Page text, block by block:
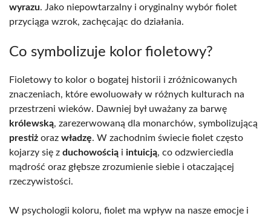
wyrazu. Jako niepowtarzalny i oryginalny wybór fiolet
przyciąga wzrok, zachęcając do działania.
Co symbolizuje kolor fioletowy?
Fioletowy to kolor o bogatej historii i zróżnicowanych
znaczeniach, które ewoluowały w różnych kulturach na
przestrzeni wieków. Dawniej był uważany za barwę
królewską, zarezerwowaną dla monarchów, symbolizującą
prestiż oraz władzę. W zachodnim świecie fiolet często
kojarzy się z duchowością i intuicją, co odzwierciedla
mądrość oraz głębsze zrozumienie siebie i otaczającej
rzeczywistości.
W psychologii koloru, fiolet ma wpływ na nasze emocje i